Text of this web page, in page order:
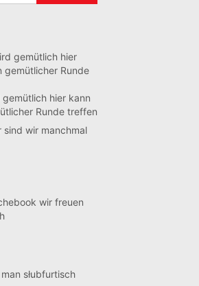
gemütlich hier kann
Runde treffen
sind wir manchmal
wir freuen
słubfurtisch